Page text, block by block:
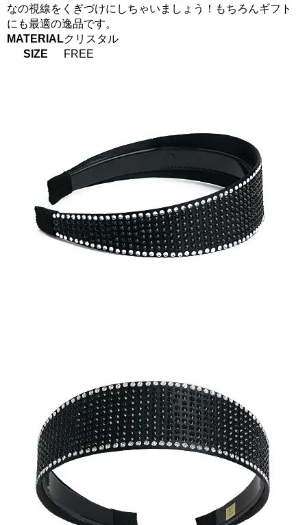
なの視線をくぎづけにしちゃいましょう！もちろんギフト
にも最適の逸品です。
MATERIALクリスタル
SIZE
FREE